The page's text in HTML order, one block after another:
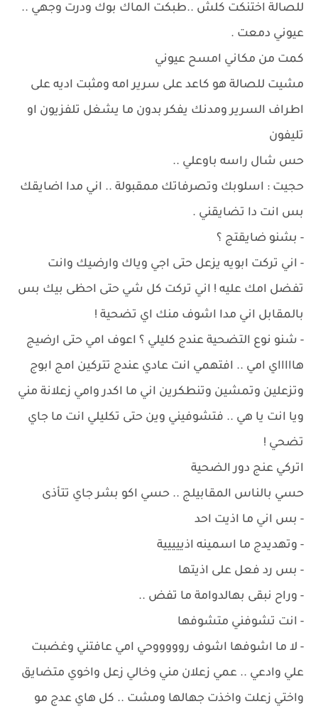
للصالة اختنكت كلش ..طبكت الماك بوك ودرت وجهي ..
عيوني دمعت .
كمت من مكاني امسح عيوني
مشيت للصالة هو كاعد على سرير امه ومثبت اديه على
اطراف السرير ومدنك يفكر بدون ما يشغل تلفزيون او
تليفون
حس شال راسه باوعلي ..
حجيت : اسلوبك وتصرفاتك ممقبولة .. اني مدا اضايقك
بس انت دا تضايقني .
- بشنو ضايقتج ؟
- اني تركت ابويه يزعل حتى اجي وياك وارضيك وانت
تفضل امك عليه ! اني تركت كل شي حتى احظى بيك بس
بالمقابل اني مدا اشوف منك اي تضحية !
- شنو نوع التضحية عندج كليلي ؟ اعوف امي حتى ارضيج
هاااااي امي .. افتهمي انت عادي عندج تتركين امج ابوج
وتزعلين وتمشين وتنطكرين اني ما اكدر وامي زعلانة مني
ويا انت يا هي .. فتشوفيني وين حتى تكليلي انت ما جاي
تضحي !
اتركي عنج دور الضحية
حسي بالناس المقابيلج .. حسي اكو بشر جاي تتأذى
- بس اني ما اذيت احد
- وتهديدج ما اسمينه اذييييية
- بس رد فعل على اذيتها
- وراح نبقى بهالدوامة ما تفض ..
- انت تشوفني متشوفها
- لا ما اشوفها اشوف روووووحي امي عافتني وغضبت
علي وادعي .. عمي زعلان مني وخالي زعل واخوي متضايق
واختي زعلت واخذت جهالها ومشت .. كل هاي عدج مو